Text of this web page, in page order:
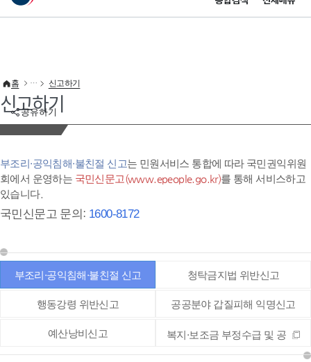
이 누리집은 대한민국 공식 전자정부 누리집입니다.
공유하기
홈 신고하기
신고하기
부조리·공익침해·불친절 신고는 민원서비스 통합에 따라 국민권익위원
회에서 운영하는 국민신문고(www.epeople.go.kr)를 통해 서비스하고
있습니다.
국민신문고 문의: 1600-8172
부조리·공익침해·불친절 신고 청탁금지법 위반신고
행동강령 위반신고 공공분야 갑질피해 익명신고
예산낭비신고 복지·보조금 부정수급 및 공